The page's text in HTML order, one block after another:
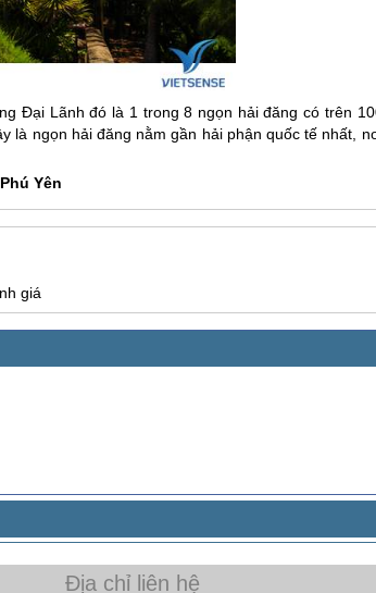
Đại Lãnh đó là 1 trong 8 ngọn hải đăng có trên
là ngọn hải đăng nằm gần hải phận quốc tế nhất,
Phú Yên
giá